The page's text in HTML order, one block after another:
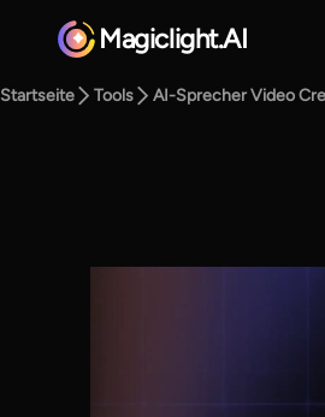
Magiclight.AI
Startseite Tools AI-Sprecher Video